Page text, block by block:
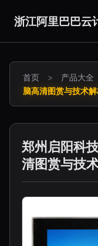
浙江阿里巴巴云
首页 > 产品大全
脑高清图赏与技术
郑州启阳科
清图赏与技